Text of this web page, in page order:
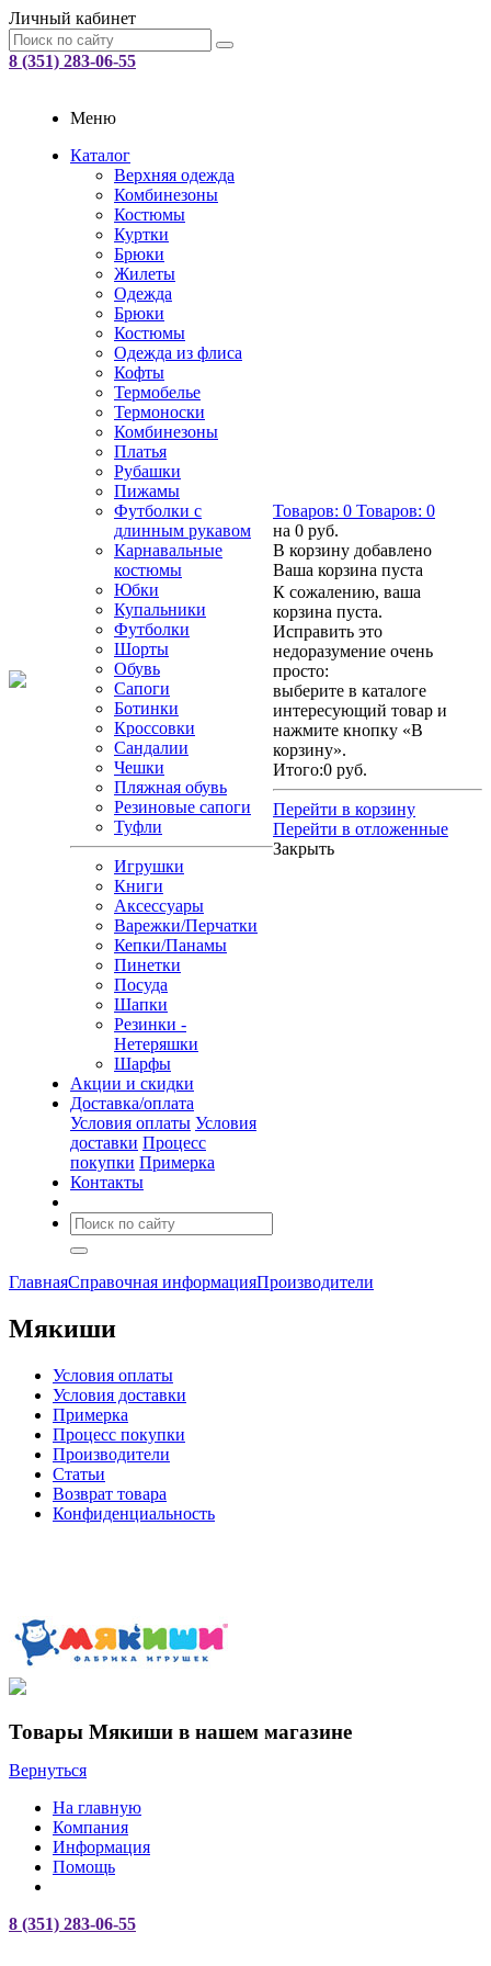
Личный кабинет
8 (351) 283-06-55
Меню
Каталог
Верхняя одежда
Комбинезоны
Костюмы
Куртки
Брюки
Жилеты
Одежда
Брюки
Костюмы
Одежда из флиса
Кофты
Термобелье
Термоноски
Комбинезоны
Платья
Рубашки
Пижамы
Футболки с
длинным рукавом
Карнавальные
костюмы
Юбки
Купальники
Футболки
Шорты
Обувь
Сапоги
Ботинки
Кроссовки
Сандалии
Чешки
Пляжная обувь
Резиновые сапоги
Туфли
Игрушки
Книги
Аксессуары
Варежки/Перчатки
Кепки/Панамы
Пинетки
Посуда
Шапки
Резинки -
Нетеряшки
Шарфы
Акции и скидки
Доставка/оплата
Условия оплаты Условия
доставки Процесс
покупки Примерка
Контакты
Товаров: 0 Товаров: 0
на 0 руб.
В корзину добавлено
Ваша корзина пуста
К сожалению, ваша
корзина пуста.
Исправить это
недоразумение очень
просто:
выберите в каталоге
интересующий товар и
нажмите кнопку «В
корзину».
Итого:0 руб.
Перейти в корзину
Перейти в отложенные
Закрыть
ГлавнаяСправочная информацияПроизводители
Мякиши
Условия оплаты
Условия доставки
Примерка
Процесс покупки
Производители
Статьи
Возврат товара
Конфиденциальность
Товары Мякиши в нашем магазине
Вернуться
На главную
Компания
Информация
Помощь
8 (351) 283-06-55